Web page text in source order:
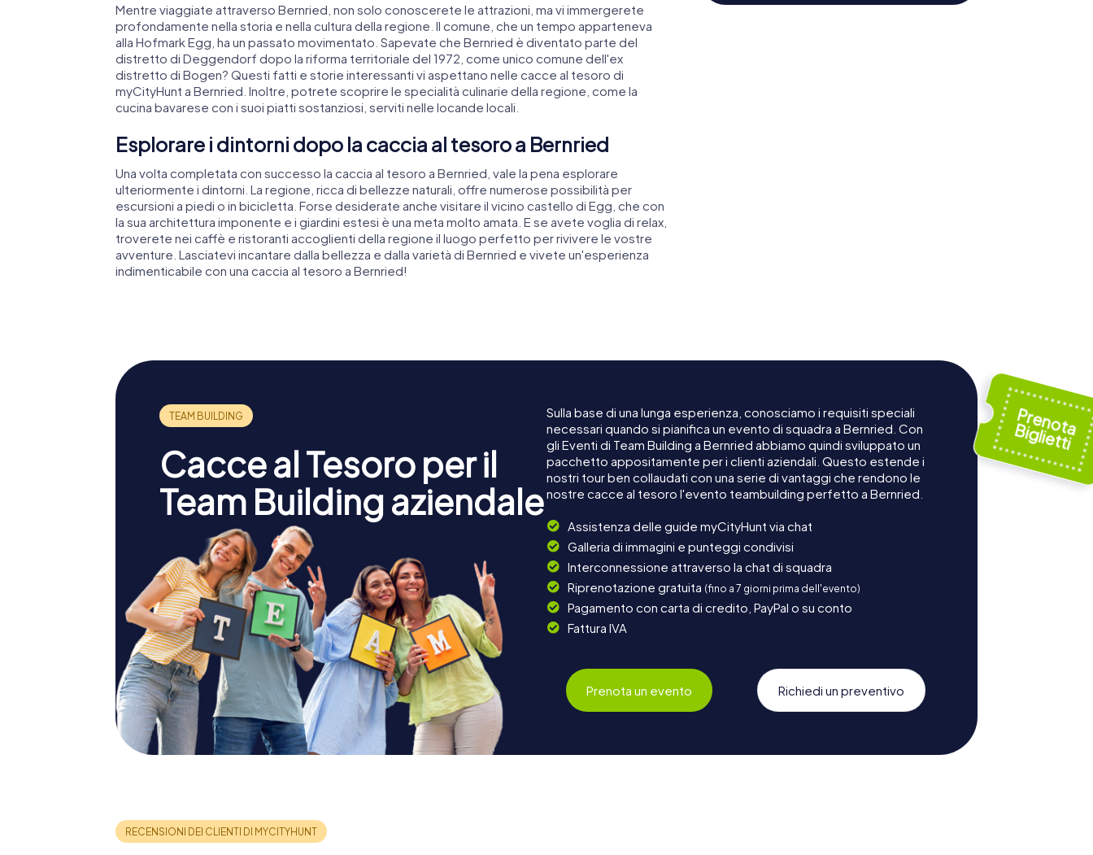
Mentre viaggiate attraverso Bernried, non solo conoscerete le attrazioni, ma vi immergerete
profondamente nella storia e nella cultura della regione. Il comune, che un tempo apparteneva
alla Hofmark Egg, ha un passato movimentato. Sapevate che Bernried è diventato parte del
distretto di Deggendorf dopo la riforma territoriale del 1972, come unico comune dell'ex
distretto di Bogen? Questi fatti e storie interessanti vi aspettano nelle cacce al tesoro di
myCityHunt a Bernried. Inoltre, potrete scoprire le specialità culinarie della regione, come la
cucina bavarese con i suoi piatti sostanziosi, serviti nelle locande locali.
Esplorare i dintorni dopo la caccia al tesoro a Bernried
Una volta completata con successo la caccia al tesoro a Bernried, vale la pena esplorare
ulteriormente i dintorni. La regione, ricca di bellezze naturali, offre numerose possibilità per
escursioni a piedi o in bicicletta. Forse desiderate anche visitare il vicino castello di Egg, che con
la sua architettura imponente e i giardini estesi è una meta molto amata. E se avete voglia di relax,
troverete nei caffè e ristoranti accoglienti della regione il luogo perfetto per rivivere le vostre
avventure. Lasciatevi incantare dalla bellezza e dalla varietà di Bernried e vivete un'esperienza
indimenticabile con una caccia al tesoro a Bernried!
Cacce al Tesoro per il
Team Building aziendale
Sulla base di una lunga esperienza, conosciamo i requisiti speciali
necessari quando si pianifica un evento di squadra a Bernried. Con
gli Eventi di Team Building a Bernried abbiamo quindi sviluppato un
pacchetto appositamente per i clienti aziendali. Questo estende i
nostri tour ben collaudati con una serie di vantaggi che rendono le
nostre cacce al tesoro l'evento teambuilding perfetto a Bernried.
Assistenza delle guide myCityHunt via chat
Galleria di immagini e punteggi condivisi
Interconnessione attraverso la chat di squadra
Riprenotazione gratuita (fino a 7 giorni prima dell'evento)
Pagamento con carta di credito, PayPal o su conto
Fattura IVA
Prenota un evento Richiedi un preventivo